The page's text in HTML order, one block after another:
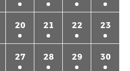
20 21 22 23
27 28 29 30